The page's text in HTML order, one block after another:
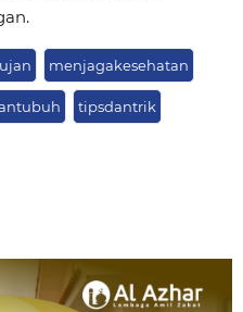
menjagakesehatan
tipsdantrik